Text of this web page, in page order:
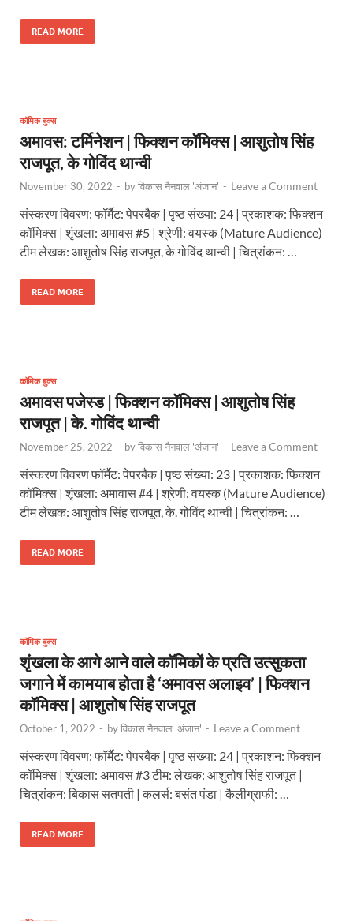
READ MORE
कॉमिक बुक्स
अमावस: टर्मिनेशन | फिक्शन कॉमिक्स | आशुतोष सिंह
राजपूत, के गोविंद थान्वी
November 30, 2022 - byविकास नैनवाल 'अंजान' - Leave a Comment
संस्करण विवरण: फॉर्मैट: पेपरबैक | पृष्ठ संख्या: 24 | प्रकाशक: फिक्शन
कॉमिक्स | शृंखला: अमावस #5 | श्रेणी: वयस्क (Mature Audience)
टीम लेखक: आशुतोष सिंह राजपूत, के गोविंद थान्वी | चित्रांकन: …
READ MORE
कॉमिक बुक्स
अमावस पजेस्ड | फिक्शन कॉमिक्स | आशुतोष सिंह
राजपूत | के. गोविंद थान्वी
November 25, 2022 - byविकास नैनवाल 'अंजान' - Leave a Comment
संस्करण विवरण फॉर्मैट: पेपरबैक | पृष्ठ संख्या: 23 | प्रकाशक: फिक्शन
कॉमिक्स | शृंखला: अमावास #4 | श्रेणी: वयस्क (Mature Audience)
टीम लेखक: आशुतोष सिंह राजपूत, के. गोविंद थान्वी | चित्रांकन: …
READ MORE
कॉमिक बुक्स
शृंखला के आगे आने वाले कॉमिकों के प्रति उत्सुकता
जगाने में कामयाब होता है ‘अमावस अलाइव’ | फिक्शन
कॉमिक्स | आशुतोष सिंह राजपूत
October 1, 2022 - byविकास नैनवाल 'अंजान' - Leave a Comment
संस्करण विवरण: फॉर्मैट: पेपरबैक | पृष्ठ संख्या: 24 | प्रकाशन: फिक्शन
कॉमिक्स | शृंखला: अमावस #3 टीम: लेखक: आशुतोष सिंह राजपूत |
चित्रांकन: बिकास सतपती | कलर्स: बसंत पंडा | कैलीग्राफी: …
READ MORE